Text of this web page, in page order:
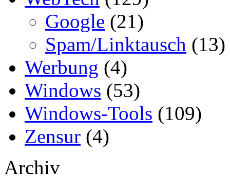
Google (21)
Spam/Linktausch (13)
Werbung (4)
Windows (53)
Windows-Tools (109)
Zensur (4)
Archiv